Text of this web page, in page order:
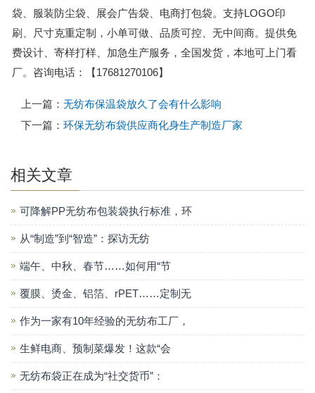
袋、服装防尘袋、展会广告袋、电商打包袋。支持LOGO印
刷、尺寸克重定制，小单可做、品质可控、无中间商。提供免
费设计、寄样打样、加急生产服务，全国发货，本地可上门看
厂。咨询电话：【17681270106】
上一篇： 无纺布保温袋放久了会有什么影响
下一篇： 环保无纺布袋供应商化身生产制造厂家
相关文章
可降解PP无纺布包装袋执行标准，环
从“制造”到“智造”：探访无纺
端午、中秋、春节……如何用“节
覆膜、烫金、铝箔、rPET……定制无
作为一家有10年经验的无纺布工厂，
生鲜电商、预制菜爆发！这款“会
无纺布袋正在成为“社交货币”：